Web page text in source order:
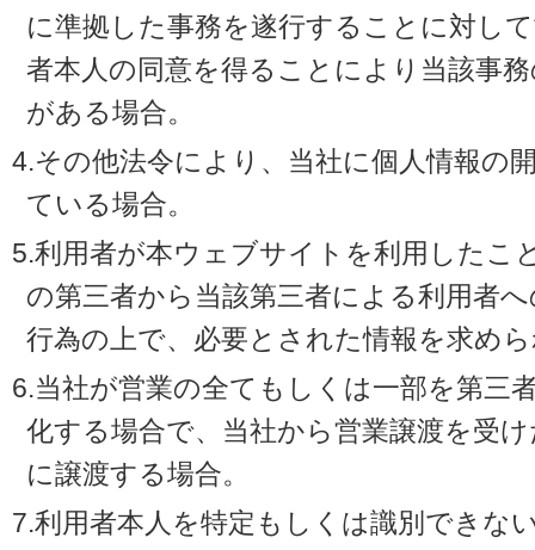
に準拠した事務を遂行することに対し
者本人の同意を得ることにより当該事
がある場合。
4.その他法令により、当社に個人情報の
ている場合。
5.利用者が本ウェブサイトを利用したこ
の第三者から当該第三者による利用者
行為の上で、必要とされた情報を求め
6.当社が営業の全てもしくは一部を第三
化する場合で、当社から営業譲渡を受
に譲渡する場合。
7.利用者本人を特定もしくは識別できな